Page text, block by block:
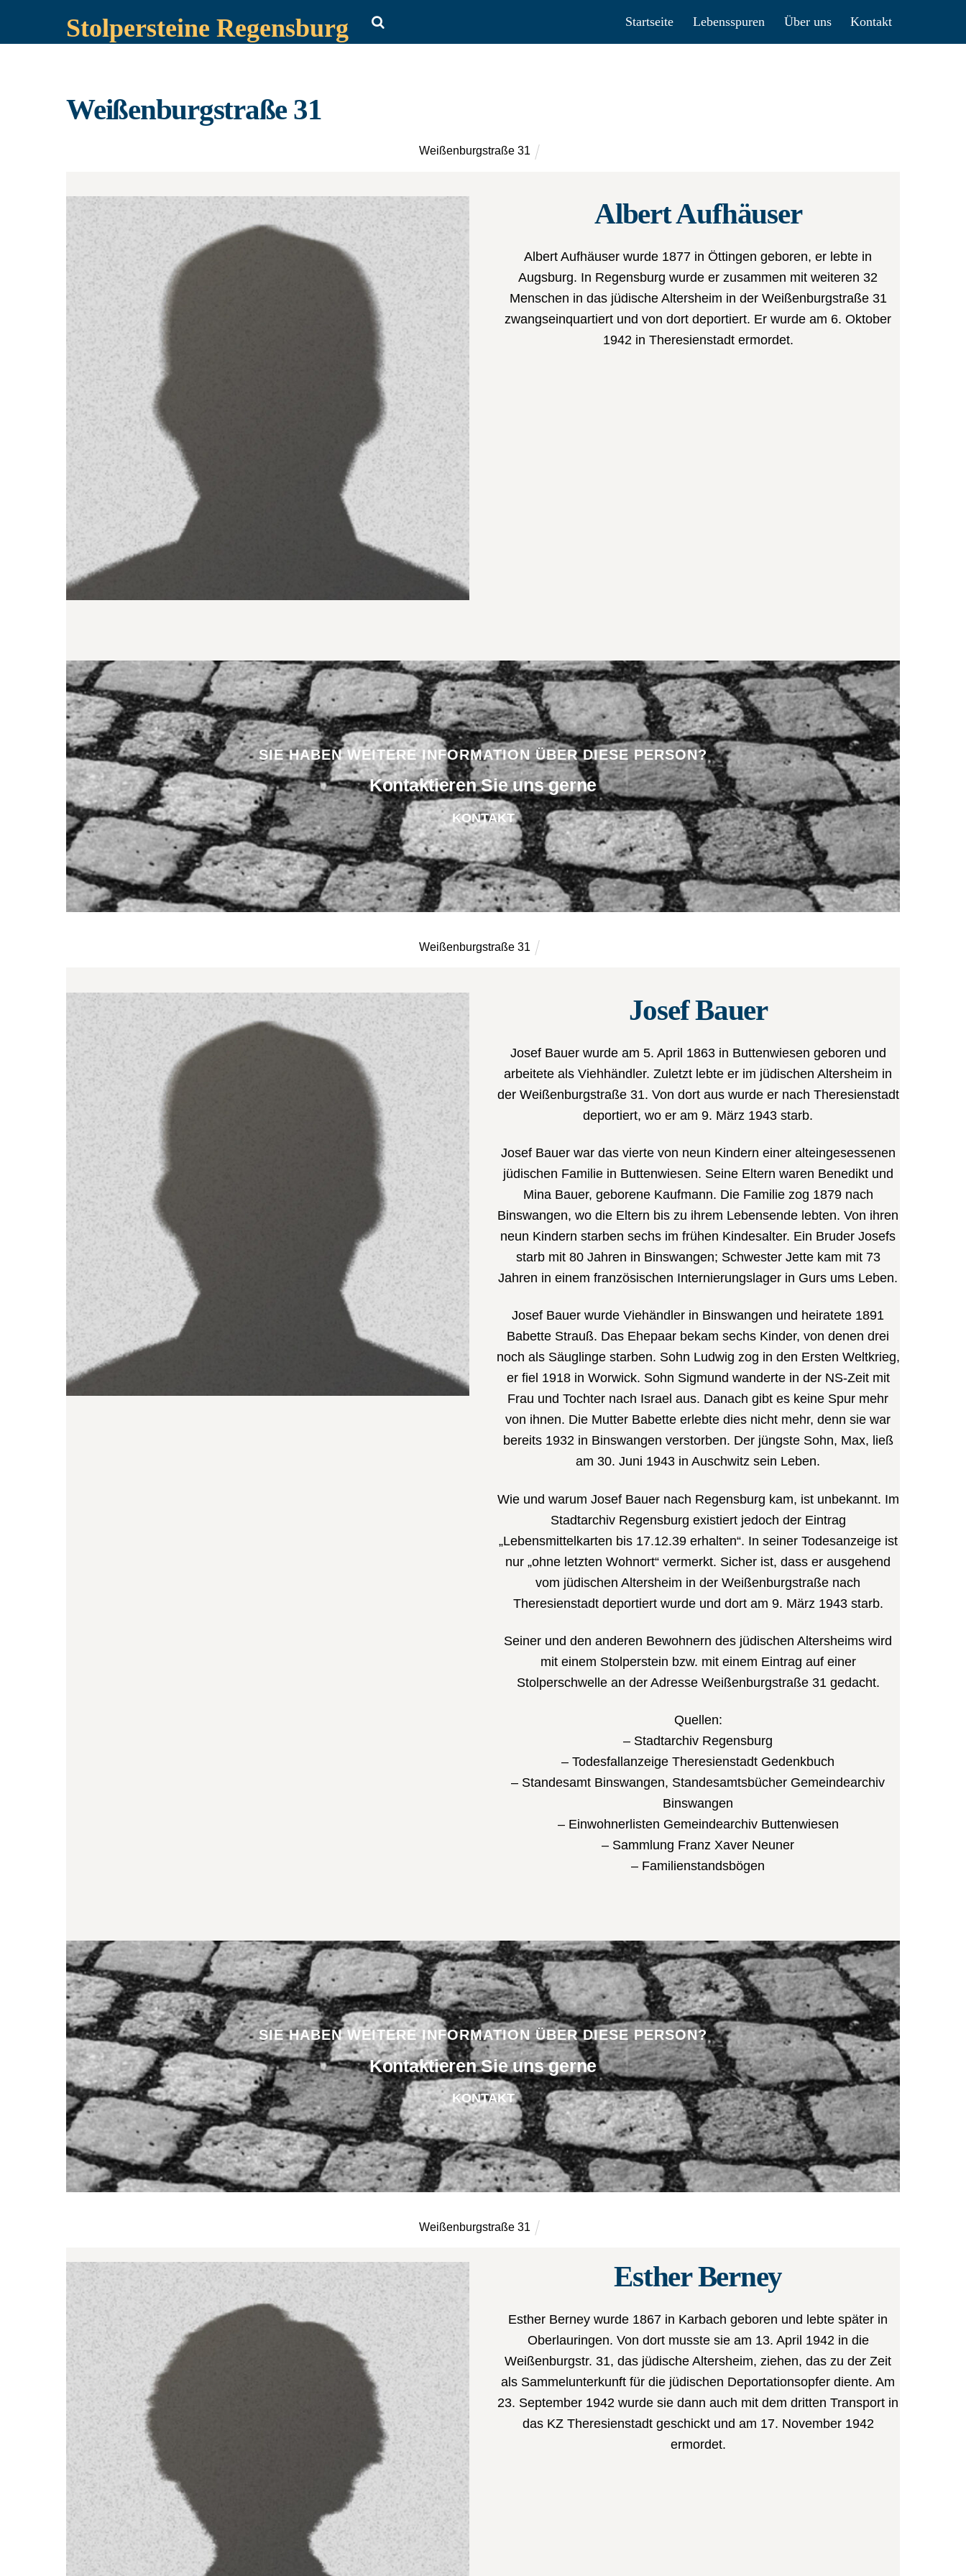
Stolpersteine Regensburg Startseite Lebensspuren Über uns Kontakt
Weißenburgstraße 31
Weißenburgstraße 31
Albert Aufhäuser
Albert Aufhäuser wurde 1877 in Öttingen geboren, er lebte in
Augsburg. In Regensburg wurde er zusammen mit weiteren 32
Menschen in das jüdische Altersheim in der Weißenburgstraße 31
zwangseinquartiert und von dort deportiert. Er wurde am 6. Oktober
1942 in Theresienstadt ermordet.
SIE HABEN WEITERE INFORMATION ÜBER DIESE PERSON?
Kontaktieren Sie uns gerne
KONTAKT
Weißenburgstraße 31
Josef Bauer
Josef Bauer wurde am 5. April 1863 in Buttenwiesen geboren und
arbeitete als Viehhändler. Zuletzt lebte er im jüdischen Altersheim in
der Weißenburgstraße 31. Von dort aus wurde er nach Theresienstadt
deportiert, wo er am 9. März 1943 starb.
Josef Bauer war das vierte von neun Kindern einer alteingesessenen
jüdischen Familie in Buttenwiesen. Seine Eltern waren Benedikt und
Mina Bauer, geborene Kaufmann. Die Familie zog 1879 nach
Binswangen, wo die Eltern bis zu ihrem Lebensende lebten. Von ihren
neun Kindern starben sechs im frühen Kindesalter. Ein Bruder Josefs
starb mit 80 Jahren in Binswangen; Schwester Jette kam mit 73
Jahren in einem französischen Internierungslager in Gurs ums Leben.
Josef Bauer wurde Viehändler in Binswangen und heiratete 1891
Babette Strauß. Das Ehepaar bekam sechs Kinder, von denen drei
noch als Säuglinge starben. Sohn Ludwig zog in den Ersten Weltkrieg,
er fiel 1918 in Worwick. Sohn Sigmund wanderte in der NS-Zeit mit
Frau und Tochter nach Israel aus. Danach gibt es keine Spur mehr
von ihnen. Die Mutter Babette erlebte dies nicht mehr, denn sie war
bereits 1932 in Binswangen verstorben. Der jüngste Sohn, Max, ließ
am 30. Juni 1943 in Auschwitz sein Leben.
Wie und warum Josef Bauer nach Regensburg kam, ist unbekannt. Im
Stadtarchiv Regensburg existiert jedoch der Eintrag
„Lebensmittelkarten bis 17.12.39 erhalten“. In seiner Todesanzeige ist
nur „ohne letzten Wohnort“ vermerkt. Sicher ist, dass er ausgehend
vom jüdischen Altersheim in der Weißenburgstraße nach
Theresienstadt deportiert wurde und dort am 9. März 1943 starb.
Seiner und den anderen Bewohnern des jüdischen Altersheims wird
mit einem Stolperstein bzw. mit einem Eintrag auf einer
Stolperschwelle an der Adresse Weißenburgstraße 31 gedacht.
Quellen:
– Stadtarchiv Regensburg
– Todesfallanzeige Theresienstadt Gedenkbuch
– Standesamt Binswangen, Standesamtsbücher Gemeindearchiv
Binswangen
– Einwohnerlisten Gemeindearchiv Buttenwiesen
– Sammlung Franz Xaver Neuner
– Familienstandsbögen
SIE HABEN WEITERE INFORMATION ÜBER DIESE PERSON?
Kontaktieren Sie uns gerne
KONTAKT
Weißenburgstraße 31
Esther Berney
Esther Berney wurde 1867 in Karbach geboren und lebte später in
Oberlauringen. Von dort musste sie am 13. April 1942 in die
Weißenburgstr. 31, das jüdische Altersheim, ziehen, das zu der Zeit
als Sammelunterkunft für die jüdischen Deportationsopfer diente. Am
23. September 1942 wurde sie dann auch mit dem dritten Transport in
das KZ Theresienstadt geschickt und am 17. November 1942
ermordet.